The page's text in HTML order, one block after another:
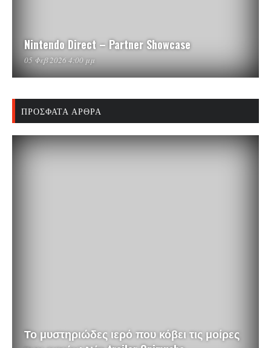
Nintendo Direct – Partner Showcase
05 Φεβ 2026 4:00 μμ
ΠΡΌΣΦΑΤΑ ΆΡΘΡΑ
Το μυστηριώδες ιερό που κόβει τις μοίρες